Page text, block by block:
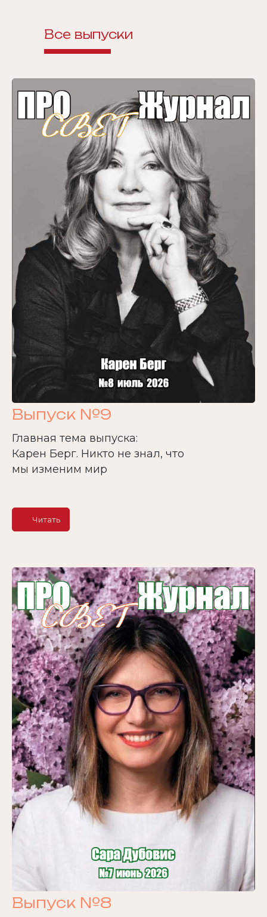
Все выпуски
Выпуск №9
Главная тема выпуска:
Карен Берг. Никто не знал, что
мы изменим мир
Читать
Выпуск №8